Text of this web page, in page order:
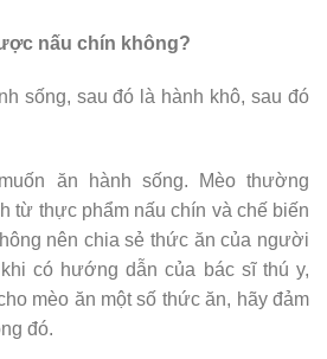
nấu chín không?
sống, sau đó là hành khô, sau đó
ăn hành sống. Mèo thường
từ thực phẩm nấu chín và chế biến
nên chia sẻ thức ăn của người
có hướng dẫn của bác sĩ thú y,
mèo ăn một số thức ăn, hãy đảm
đó.